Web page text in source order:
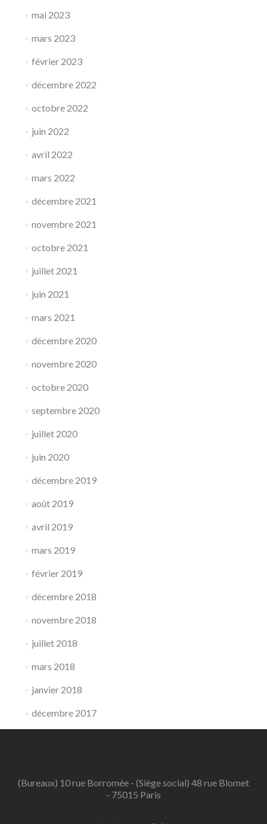
mai 2023
mars 2023
février 2023
décembre 2022
octobre 2022
juin 2022
avril 2022
mars 2022
décembre 2021
novembre 2021
octobre 2021
juillet 2021
juin 2021
mars 2021
décembre 2020
novembre 2020
octobre 2020
septembre 2020
juillet 2020
juin 2020
décembre 2019
août 2019
avril 2019
mars 2019
février 2019
décembre 2018
novembre 2018
juillet 2018
mars 2018
janvier 2018
décembre 2017
(Bureaux) 10 rue Borromée - (Siège social) 48 rue Blomet
- 75015 Paris